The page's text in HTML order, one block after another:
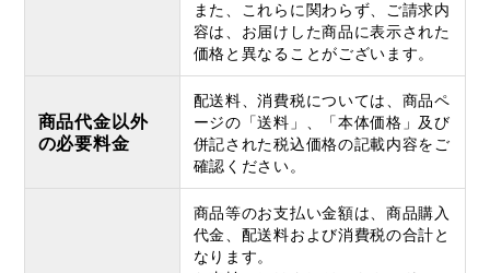
また、これらに関わらず、ご請求内
容は、お届けした商品に表示された
価格と異なることがございます。
商品代金以外
の必要料金
配送料、消費税については、商品ペ
ージの「送料」、「本体価格」及び
併記された税込価格の記載内容をご
確認ください。
商品等のお支払い金額は、商品購入
代金、配送料および消費税の合計と
なります。